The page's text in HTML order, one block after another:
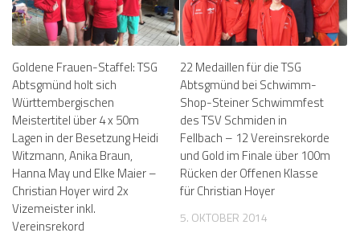
Goldene Frauen-Staffel: TSG
Abtsgmünd holt sich
Württembergischen
Meistertitel über 4 x 50m
Lagen in der Besetzung Heidi
Witzmann, Anika Braun,
Hanna May und Elke Maier –
Christian Hoyer wird 2x
Vizemeister inkl.
Vereinsrekord
22 Medaillen für die TSG
Abtsgmünd bei Schwimm-
Shop-Steiner Schwimmfest
des TSV Schmiden in
Fellbach – 12 Vereinsrekorde
und Gold im Finale über 100m
Rücken der Offenen Klasse
für Christian Hoyer
5. OKTOBER 2014